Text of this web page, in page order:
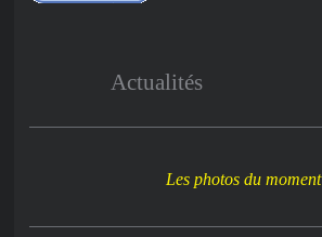
Actualités
Les photos du moment